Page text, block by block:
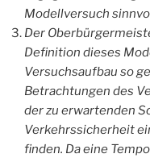
Modellversuch
Der
Definition dieses
Versuchsaufbau so
Betrachtungen des
der zu erwartenden
Verkehrssicherheit
finden. Da eine